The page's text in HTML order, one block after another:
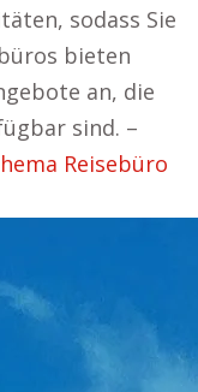
sodass Sie
bieten
an, die
sind. –
Reisebüro